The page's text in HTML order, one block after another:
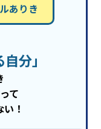
ありき
分」
て
！